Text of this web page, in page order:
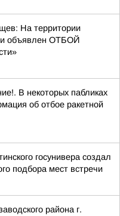
На территории
объявлен ОТБОЙ
В некоторых пабликах
об отбое ракетной
госунивера создал
подбора мест встречи
района г.